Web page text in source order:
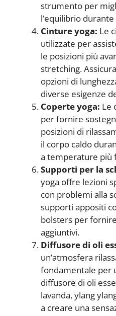
strumento per
l’equilibrio
Cinture yoga: Le
utilizzate per
le posizioni più
stretching.
opzioni di
diverse esigenze
Coperte yoga: Le
per fornire
posizioni di
il corpo caldo
a temperature più
Supporti per la
yoga offre lezioni
con problemi alla
supporti appositi
bolsters per
aggiuntivi.
Diffusore di oli
un’atmosfera
fondamentale per
diffusore di oli
lavanda, ylang
a creare una